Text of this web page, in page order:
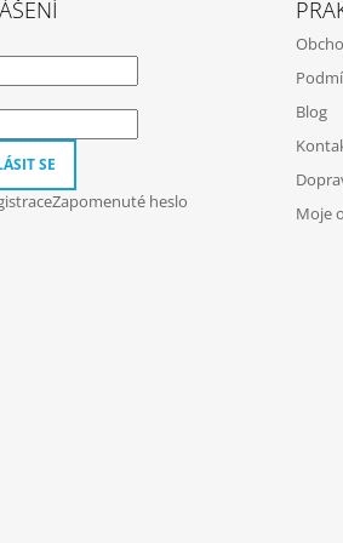
SE
Zapomenuté heslo
Blog
Moje